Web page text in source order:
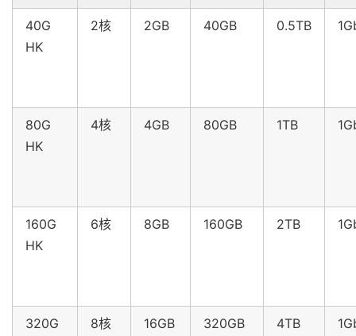
40G
HK
2核 2GB 40GB 0.5TB
80G
HK
4核 4GB 80GB 1TB
160G
HK
6核 8GB 160GB 2TB
320G
8核 16GB 320GB 4TB